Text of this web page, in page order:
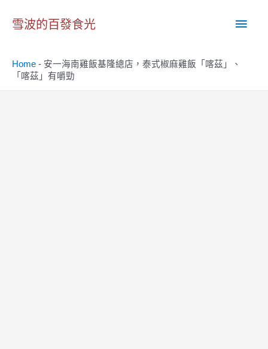
雪波的百發食光
主
Home - 安一海南雞飯基隆總店，泰式椒麻雞飯「喀茲」、
「喀茲」有嚼勁